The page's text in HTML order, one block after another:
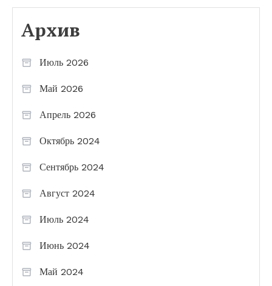
Архив
Июль 2026
Май 2026
Апрель 2026
Октябрь 2024
Сентябрь 2024
Август 2024
Июль 2024
Июнь 2024
Май 2024